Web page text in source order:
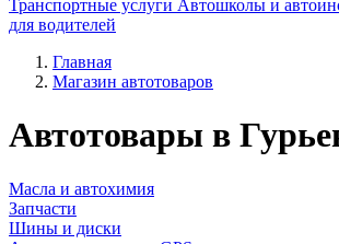
Транспортные услуги Автошколы и
для водителей
Главная
Магазин автотоваров
Автотовары в
Масла и автохимия
Запчасти
Шины и диски